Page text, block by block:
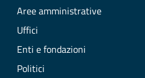
Aree amministrative
Uffici
Enti e fondazioni
Politici